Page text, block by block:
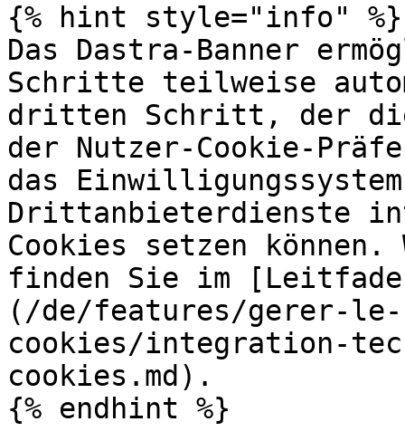
{% hint style="info" %}
Das Dastra-Banner
Schritte teilweise
dritten Schritt, der die
der Nutzer-Cookie-
das
Drittanbieterdienste
Cookies setzen
finden Sie im
(/de/features/gerer-le-
cookies/integration-
cookies.md).
{% endhint %}